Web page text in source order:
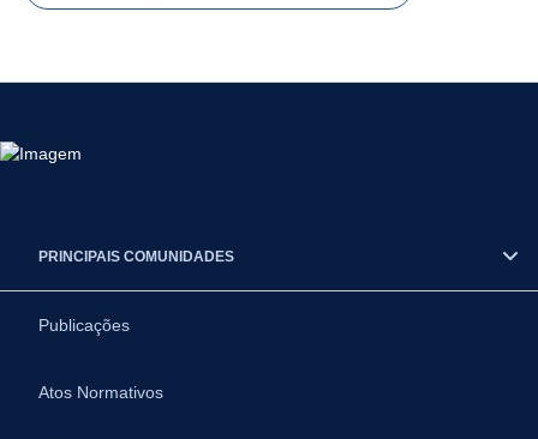
PRINCIPAIS COMUNIDADES
Publicações
Atos Normativos